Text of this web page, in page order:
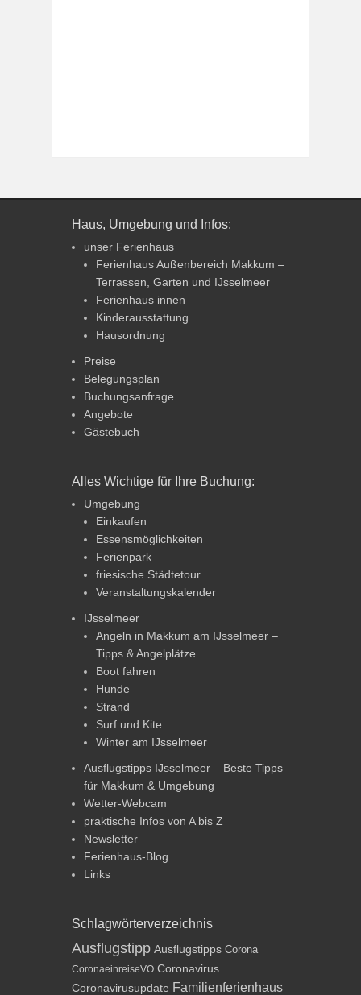
Haus, Umgebung und Infos:
unser Ferienhaus
Ferienhaus Außenbereich Makkum –
Terrassen, Garten und IJsselmeer
Ferienhaus innen
Kinderausstattung
Hausordnung
Preise
Belegungsplan
Buchungsanfrage
Angebote
Gästebuch
Alles Wichtige für Ihre Buchung:
Umgebung
Einkaufen
Essensmöglichkeiten
Ferienpark
friesische Städtetour
Veranstaltungskalender
IJsselmeer
Angeln in Makkum am IJsselmeer –
Tipps & Angelplätze
Boot fahren
Hunde
Strand
Surf und Kite
Winter am IJsselmeer
Ausflugstipps IJsselmeer – Beste Tipps
für Makkum & Umgebung
Wetter-Webcam
praktische Infos von A bis Z
Newsletter
Ferienhaus-Blog
Links
Schlagwörterverzeichnis
Ausflugstipp Ausflugstipps Corona
CoronaeinreiseVO Coronavirus
Coronavirusupdate Familienferienhaus